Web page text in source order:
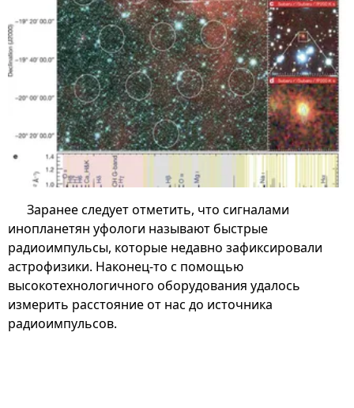
Заранее следует отметить, что сигналами
инопланетян уфологи называют быстрые
радиоимпульсы, которые недавно зафиксировали
астрофизики. Наконец-то с помощью
высокотехнологичного оборудования удалось
измерить расстояние от нас до источника
радиоимпульсов.